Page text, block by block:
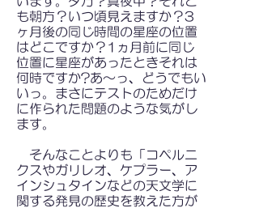
も朝方？いつ頃見えますか？3
ヶ月後の同じ時間の星座の位置
はどこですか？1ヵ月前に同じ
位置に星座があったときそれは
何時ですか?あ～っ、どうでもい
いっ。まさにテストのためだけ
に作られた問題のような気がし
ます。
そんなことよりも「コペルニ
クスやガリレオ、ケプラー、ア
インシュタインなどの天文学に
関する発見の歴史を教えた方が